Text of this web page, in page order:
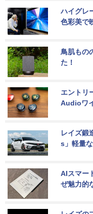
ハイグレ
色彩美で
鳥肌もの
た！
エントリ
Audioワ
レイズ鍛
s」軽量
AIスマー
ぜ魅力的